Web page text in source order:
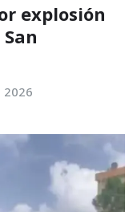
explosión
2026